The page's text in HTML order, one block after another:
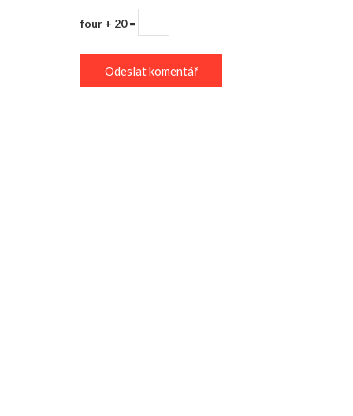
four + 20 =